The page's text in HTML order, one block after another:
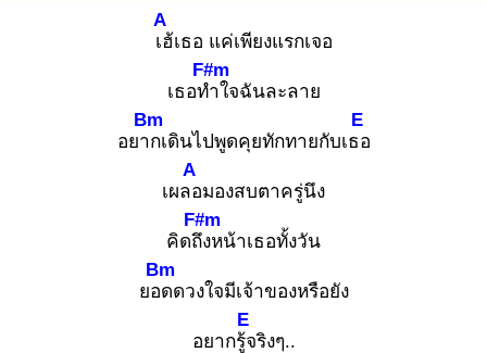
เฮ้
A
เธอ แค่เพียงแรกเจอ
เธอทำ
F#m
ใจฉันละลาย
อยาก
Bm
เดินไปพูดคุยทักทายกับเธอ
E
เผลอ
A
มองสบตาครู่นึง
คิดถึง
F#m
หน้าเธอทั้งวัน
ยอด
Bm
ดวงใจมีเจ้าของหรือยัง
อยากรู้จ
E
ริงๆ..